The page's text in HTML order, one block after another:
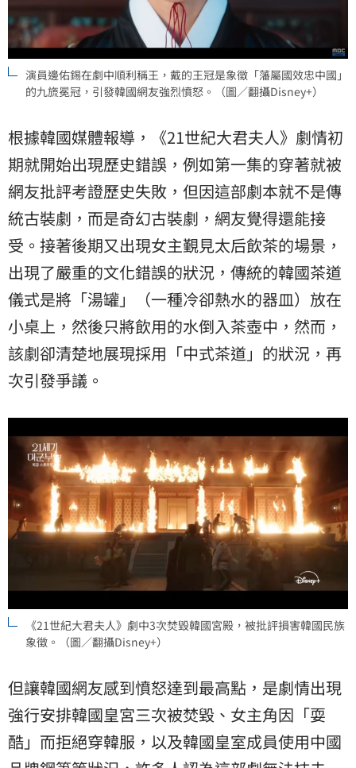
演員邊佑錫在劇中順利稱王，戴的王冠是象徵「藩屬國效忠中國」
的九旒冕冠，引發韓國網友強烈憤怒。（圖／翻攝Disney+）
根據韓國媒體報導，《21世紀大君夫人》劇情初
期就開始出現歷史錯誤，例如第一集的穿著就被
網友批評考證歷史失敗，但因這部劇本就不是傳
統古裝劇，而是奇幻古裝劇，網友覺得還能接
受。接著後期又出現女主覲見太后飲茶的場景，
出現了嚴重的文化錯誤的狀況，傳統的韓國茶道
儀式是將「湯罐」（一種冷卻熱水的器皿）放在
小桌上，然後只將飲用的水倒入茶壺中，然而，
該劇卻清楚地展現採用「中式茶道」的狀況，再
次引發爭議。
《21世紀大君夫人》劇中3次焚毀韓國宮殿，被批評損害韓國民族
象徵。（圖／翻攝Disney+）
但讓韓國網友感到憤怒達到最高點，是劇情出現
強行安排韓國皇宮三次被焚毀、女主角因「耍
酷」而拒絕穿韓服，以及韓國皇室成員使用中國